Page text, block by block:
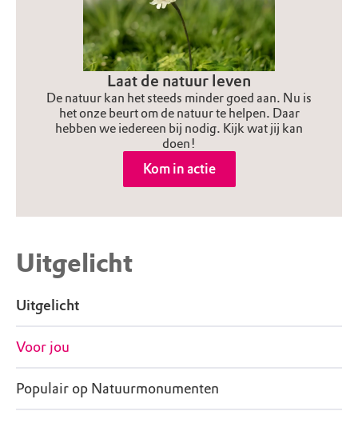
Laat de natuur leven
De natuur kan het steeds minder goed aan. Nu is
het onze beurt om de natuur te helpen. Daar
hebben we iedereen bij nodig. Kijk wat jij kan
doen!
Kom in actie
Uitgelicht
Uitgelicht
Voor jou
Populair op Natuurmonumenten